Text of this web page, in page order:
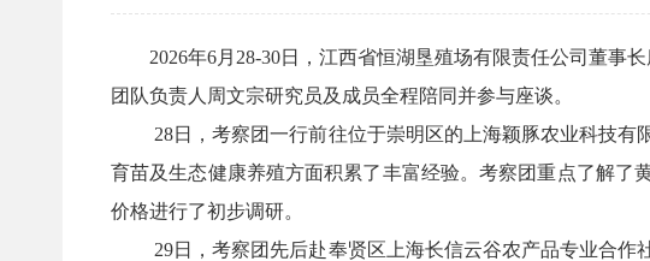
2026年6月28-30日，江西省恒湖垦殖场有限责任公司董事
团队负责人周文宗研究员及成员全程陪同并参与座谈。
28日，考察团一行前往位于崇明区的上海颖豚农业科技
育苗及生态健康养殖方面积累了丰富经验。考察团重点了解了
价格进行了初步调研。
29日，考察团先后赴奉贤区上海长信云谷农产品专业合